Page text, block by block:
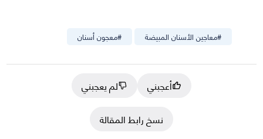
#معجون أسنان #معاجين الأسنان المبيضة
أعجبني
لم يعجبني
نسخ رابط المقالة